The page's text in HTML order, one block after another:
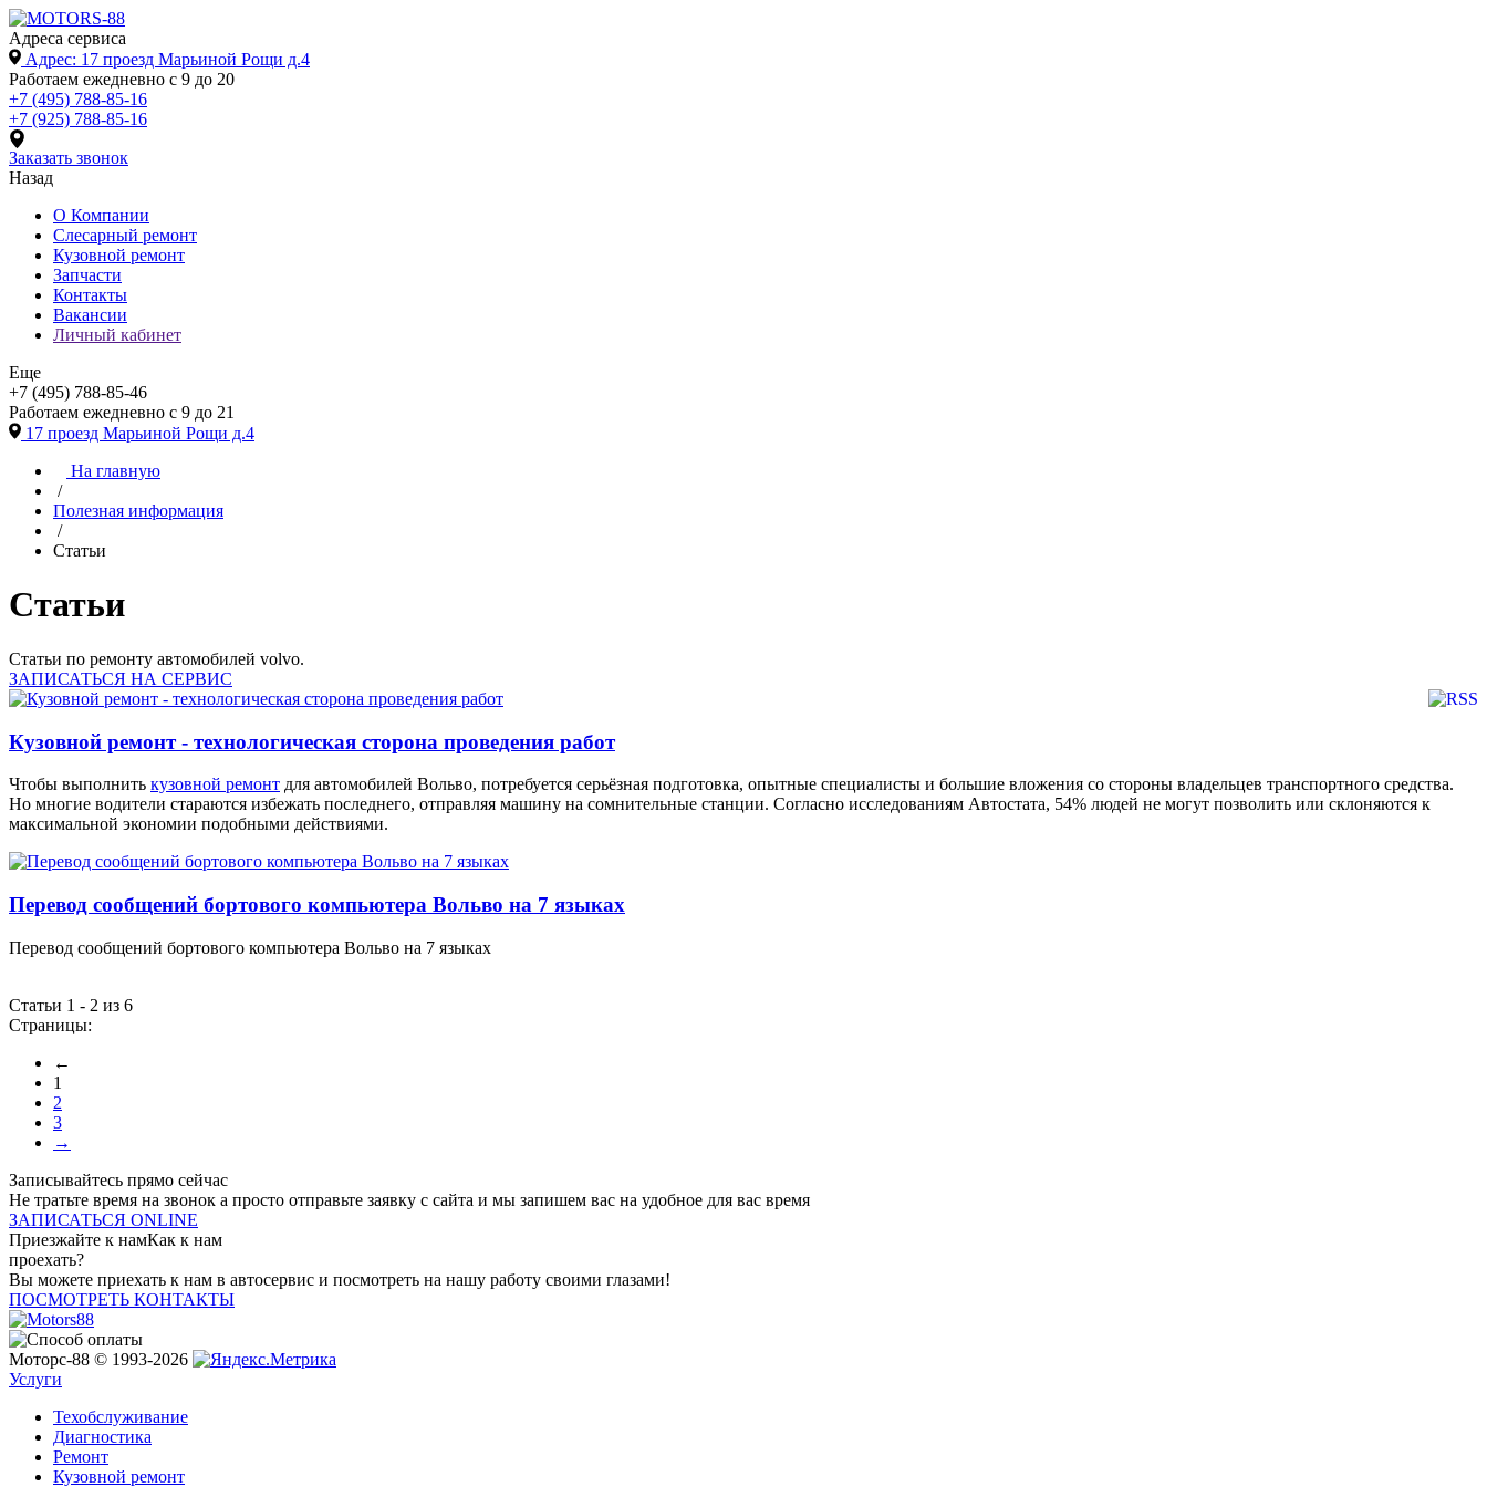
Адреса сервиса
Адрес: 17 проезд Марьиной Рощи д.4
Работаем ежедневно с 9 до 20
+7 (495) 788-85-16
+7 (925) 788-85-16
Заказать звонок
Назад
О Компании
Слесарный ремонт
Кузовной ремонт
Запчасти
Контакты
Вакансии
Личный кабинет
Еще
+7 (495) 788-85-46
Работаем ежедневно с 9 до 21
17 проезд Марьиной Рощи д.4
На главную
/
Полезная информация
/
Статьи
Статьи
Статьи по ремонту автомобилей volvo.
ЗАПИСАТЬСЯ НА СЕРВИС
Кузовной ремонт - технологическая сторона проведения работ
Чтобы выполнить кузовной ремонт для автомобилей Вольво, потребуется серьёзная подготовка, опытные специалисты и большие вложения со стороны владельцев транспортного средства.
Но многие водители стараются избежать последнего, отправляя машину на сомнительные станции. Согласно исследованиям Автостата, 54% людей не могут позволить или склоняются к
максимальной экономии подобными действиями.
Перевод сообщений бортового компьютера Вольво на 7 языках
Перевод сообщений бортового компьютера Вольво на 7 языках
Статьи 1 - 2 из 6
Страницы:
←
1
2
3
→
Записывайтесь прямо сейчас
Не тратьте время на звонок а просто отправьте заявку с сайта и мы запишем вас на удобное для вас время
ЗАПИСАТЬСЯ ONLINE
Приезжайте к намКак к нам
проехать?
Вы можете приехать к нам в автосервис и посмотреть на нашу работу своими глазами!
ПОСМОТРЕТЬ КОНТАКТЫ
Моторс-88 © 1993-2026
Услуги
Техобслуживание
Диагностика
Ремонт
Кузовной ремонт